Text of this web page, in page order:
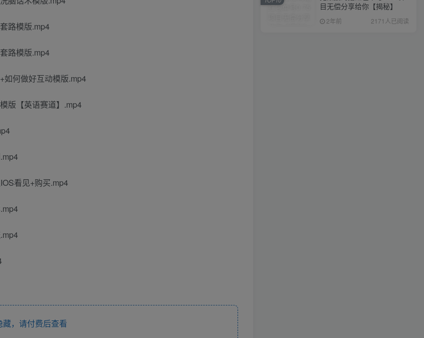
路模版.mp4
路模版.mp4
如何做好互动模版.mp4
版【英语赛道】.mp4
看见+购买.mp4
藏，请付费后查看
目无偿分享给你【揭秘】
2年前 2171人已阅读